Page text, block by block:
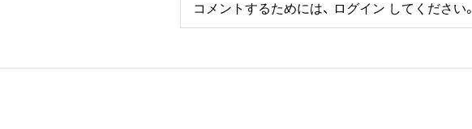
コメントするためには、 ログイン してください。